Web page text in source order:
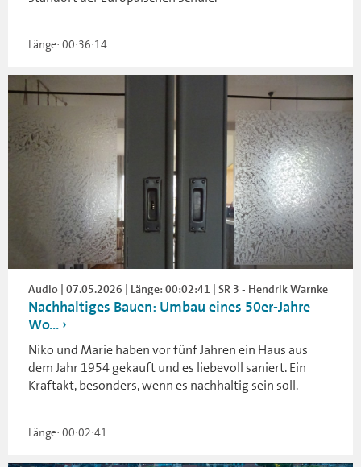
Länge: 00:36:14
Audio | 07.05.2026 | Länge: 00:02:41 | SR 3 - Hendrik Warnke
Nachhaltiges Bauen: Umbau eines 50er-Jahre
Wo...
Niko und Marie haben vor fünf Jahren ein Haus aus
dem Jahr 1954 gekauft und es liebevoll saniert. Ein
Kraftakt, besonders, wenn es nachhaltig sein soll.
Länge: 00:02:41